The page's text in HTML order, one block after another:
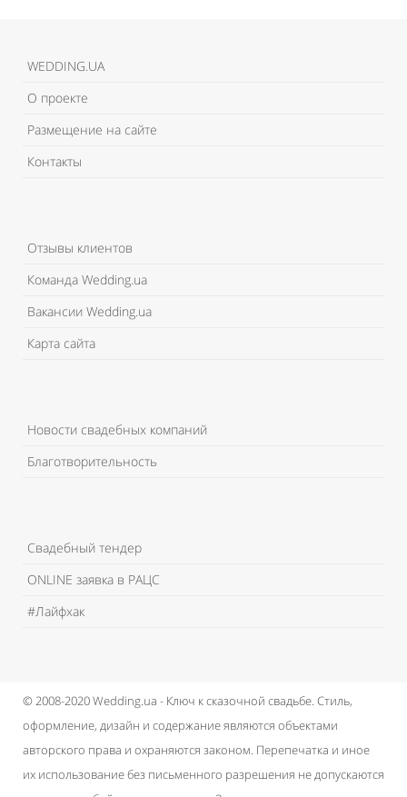
WEDDING.UA
О проекте
Размещение на сайте
Контакты
Отзывы клиентов
Команда Wedding.ua
Вакансии Wedding.ua
Карта сайта
Новости свадебных компаний
Благотворительность
Свадебный тендер
ONLINE заявка в РАЦС
#Лайфхак
© 2008-2020 Wedding.ua - Ключ к сказочной свадьбе. Стиль,
оформление, дизайн и содержание являются объектами
авторского права и охраняются законом. Перепечатка и иное
их использование без письменного разрешения не допускаются